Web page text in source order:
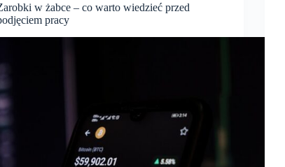
w żabce – co warto wiedzieć przed
pracy